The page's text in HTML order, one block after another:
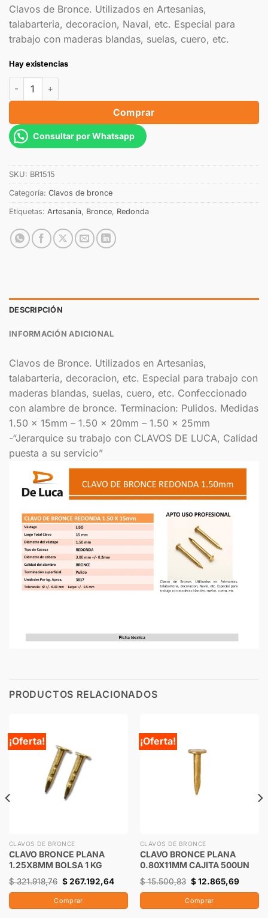
Clavos de Bronce. Utilizados en Artesanias,
talabarteria, decoracion, Naval, etc. Especial para
trabajo con maderas blandas, suelas, cuero, etc.
Hay existencias
Comprar
Consultar por Whatsapp
SKU: BR1515
Categoría: Clavos de bronce
Etiquetas: Artesanía, Bronce, Redonda
DESCRIPCIÓN
INFORMACIÓN ADICIONAL
Clavos de Bronce. Utilizados en Artesanias,
talabarteria, decoracion, etc. Especial para trabajo con
maderas blandas, suelas, cuero, etc. Confeccionado
con alambre de bronce. Terminacion: Pulidos. Medidas
1.50 x 15mm – 1.50 x 20mm – 1.50 x 25mm
-“Jerarquice su trabajo con CLAVOS DE LUCA, Calidad
puesta a su servicio”
PRODUCTOS RELACIONADOS
¡Oferta!
CLAVOS DE BRONCE
CLAVO BRONCE PLANA
1.25X8MM BOLSA 1 KG
$321.918,76 $267.192,64
Comprar
¡Oferta!
CLAVOS DE BRONCE
CLAVO BRONCE PLANA
0.80X11MM CAJITA 500UN
$15.500,83 $12.865,69
Comprar